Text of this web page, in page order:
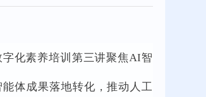
化素养培训第三讲聚焦AI智
体成果落地转化，推动人工